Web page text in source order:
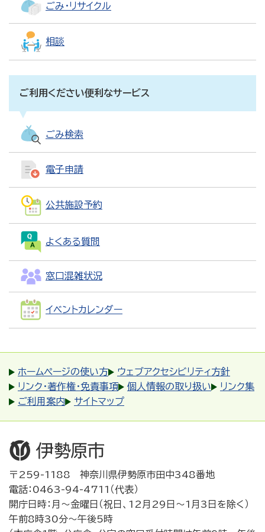
ごみ・リサイクル
相談
ご利用ください便利なサービス
ごみ検索
電子申請
公共施設予約
よくある質問
窓口混雑状況
イベントカレンダー
ホームページの使い方
ウェブアクセシビリティ方針
リンク・著作権・免責事項
個人情報の取り扱い
リンク集
ご利用案内
サイトマップ
〒259-1188 神奈川県伊勢原市田中348番地
電話：0463-94-4711（代表）
開庁日時：月～金曜日（祝日、12月29日～1月3日を除く）
午前8時30分～午後5時